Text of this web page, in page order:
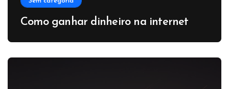
Como ganhar dinheiro na internet